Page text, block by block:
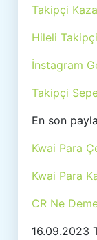
Takipçi
Hileli Takipçi
İnstagram
Takipçi
En son
Kwai Para
Kwai Para
CR Ne
16.09.2023